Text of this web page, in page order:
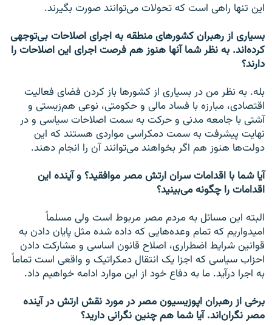
این تنها راهی است که تحولات می‌توانند صورت بگیرند.
بسیاری از رهبران کشورهای منطقه به اجرای اصلاحات بی‌توجهی
کرده‌اند. به نظر شما آنها هنوز هم فرصت اجرای این اصلاحات را
دارند؟
بله. به نظر من در بسیاری از کشورها باز کردن فضای فعالیت
اقتصادی، مبارزه با فساد مالی و حکومتی، نوعی هم‌زیستی و
آشتی با جامعه مدنی و حرکت به سمت اصلاحات سیاسی و در
نهایت پیشرفت به سمت دمکراسی مواردی هستند که این
دولت‌ها هنوز هم اگر بخواهند می‌توانند آن را انجام دهند.
آیا شما با اقدامات سران ارتش مصر موافقید؟ و آینده این
اقدامات را چگونه می‌بینید؟
البته این مسائل به مردم مصر مربوط است ولی مسلماً
امیدواریم که تمام وعده‌هایی که داده شده مثل پایان دادن به
قوانین شرایط اضطراری، اصلاح قانون اساسی و مشارکت دادن
احزاب سیاسی که اجزا یک انتقال دمکراتیک و واقعی است تماماً
به اجرا درآید. ما به دفاع خود از این موارد ادامه خواهیم داد.
برخی از رهبران اپوزیسیون مصر در مورد نقش ارتش در آینده
مصر نگران‌اند. آیا شما هم چنین نگرانی دارید؟